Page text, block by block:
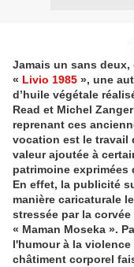
Jamais un sans deux,
« Livio 1985 », une
d’huile végétale
Read et Michel
reprenant ces
vocation est le travail
valeur ajoutée à
patrimoine exprimées
En effet, la publicité
manière caricaturale
stressée par la
« Maman Moseka ».
l'humour à la
châtiment corporel